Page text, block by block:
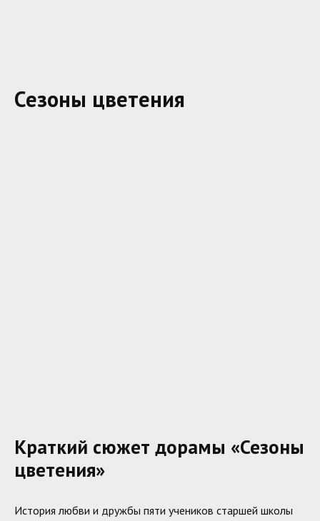
Сезоны цветения
Краткий сюжет дорамы «Сезоны
цветения»
История любви и дружбы пяти учеников старшей школы